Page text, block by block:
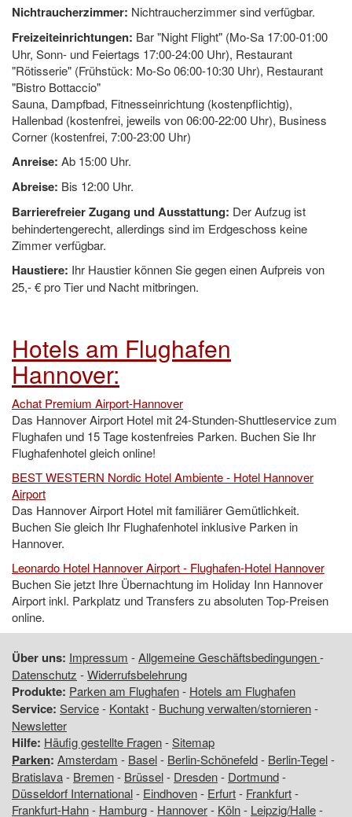
Nichtraucherzimmer: Nichtraucherzimmer sind verfügbar.
Freizeiteinrichtungen: Bar "Night Flight" (Mo-Sa 17:00-01:00
Uhr, Sonn- und Feiertags 17:00-24:00 Uhr), Restaurant
"Rötisserie" (Frühstück: Mo-So 06:00-10:30 Uhr), Restaurant
"Bistro Bottaccio"
Sauna, Dampfbad, Fitnesseinrichtung (kostenpflichtig),
Hallenbad (kostenfrei, jeweils von 06:00-22:00 Uhr), Business
Corner (kostenfrei, 7:00-23:00 Uhr)
Anreise: Ab 15:00 Uhr.
Abreise: Bis 12:00 Uhr.
Barrierefreier Zugang und Ausstattung: Der Aufzug ist
behindertengerecht, allerdings sind im Erdgeschoss keine
Zimmer verfügbar.
Haustiere: Ihr Haustier können Sie gegen einen Aufpreis von
25,- € pro Tier und Nacht mitbringen.
Hotels am Flughafen
Hannover:
Achat Premium Airport-Hannover
Das Hannover Airport Hotel mit 24-Stunden-Shuttleservice zum
Flughafen und 15 Tage kostenfreies Parken. Buchen Sie Ihr
Flughafenhotel gleich online!
BEST WESTERN Nordic Hotel Ambiente - Hotel Hannover
Airport
Das Hannover Airport Hotel mit familiärer Gemütlichkeit.
Buchen Sie gleich Ihr Flughafenhotel inklusive Parken in
Hannover.
Leonardo Hotel Hannover Airport - Flughafen-Hotel Hannover
Buchen Sie jetzt Ihre Übernachtung im Holiday Inn Hannover
Airport inkl. Parkplatz und Transfers zu absoluten Top-Preisen
online.
Über uns: Impressum -Allgemeine Geschäftsbedingungen-
Datenschutz -Widerrufsbelehrung
Produkte: Parken am Flughafen- Hotels am Flughafen
Service: Service- Kontakt- Buchung verwalten/stornieren-
Newsletter
Hilfe: Häufig gestellte Fragen-Sitemap
Parken: Amsterdam - Basel- Berlin-Schönefeld- Berlin-Tegel-
Bratislava- Bremen- Brüssel- Dresden- Dortmund-
Düsseldorf International- Eindhoven- Erfurt- Frankfurt-
Frankfurt-Hahn- Hamburg- Hannover- Köln- Leipzig/Halle-